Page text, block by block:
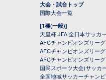
大会・試合トップ
国際大会一覧
[1種(一般)]
天皇杯 JFA 全日本サッカ
AFCチャンピオンズリーグ
AFCチャンピオンズリー
AFCチャンピオンズリー
国民スポーツ大会(サッカ
全国地域サッカーチャン